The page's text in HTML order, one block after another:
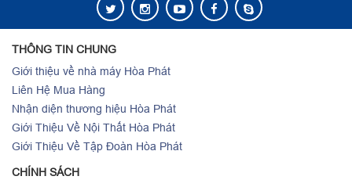
THÔNG TIN CHUNG
Giới thiệu về nhà máy Hòa Phát
Liên Hệ Mua Hàng
Nhận diện thương hiệu Hòa Phát
Giới Thiệu Về Nội Thất Hòa Phát
Giới Thiệu Về Tập Đoàn Hòa Phát
CHÍNH SÁCH